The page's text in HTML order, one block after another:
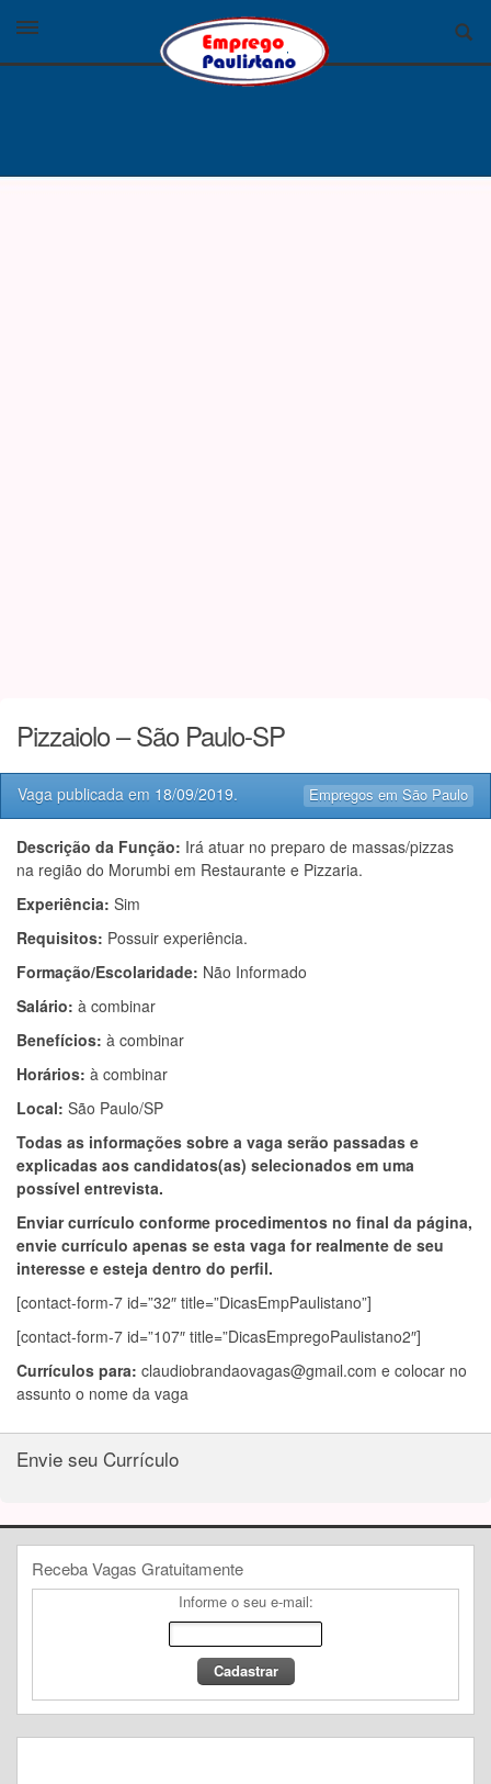
Pizzaiolo – São Paulo-SP
Empregos em São Paulo
Vaga publicada em 18/09/2019.
Descrição da Função: Irá atuar no preparo de massas/pizzas
na região do Morumbi em Restaurante e Pizzaria.
Experiência: Sim
Requisitos: Possuir experiência.
Formação/Escolaridade: Não Informado
Salário: à combinar
Benefícios: à combinar
Horários: à combinar
Local: São Paulo/SP
Todas as informações sobre a vaga serão passadas e
explicadas aos candidatos(as) selecionados em uma
possível entrevista.
Enviar currículo conforme procedimentos no final da página,
envie currículo apenas se esta vaga for realmente de seu
interesse e esteja dentro do perfil.
[contact-form-7 id=”32″ title=”DicasEmpPaulistano”]
[contact-form-7 id=”107″ title=”DicasEmpregoPaulistano2″]
Currículos para: claudiobrandaovagas@gmail.com e colocar no
assunto o nome da vaga
Envie seu Currículo
Receba Vagas Gratuitamente
Informe o seu e-mail: